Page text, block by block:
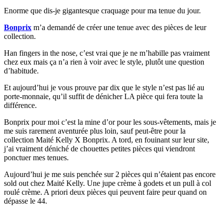
Enorme que dis-je gigantesque craquage pour ma tenue du jour.
Bonprix m’a demandé de créer une tenue avec des pièces de leur
collection.
Han fingers in the nose, c’est vrai que je ne m’habille pas vraiment
chez eux mais ça n’a rien à voir avec le style, plutôt une question
d’habitude.
Et aujourd’hui je vous prouve par dix que le style n’est pas lié au
porte-monnaie, qu’il suffit de dénicher LA pièce qui fera toute la
différence.
Bonprix pour moi c’est la mine d’or pour les sous-vêtements, mais je
me suis rarement aventurée plus loin, sauf peut-être pour la
collection Maité Kelly X Bonprix. A tord, en fouinant sur leur site,
j’ai vraiment déniché de chouettes petites pièces qui viendront
ponctuer mes tenues.
Aujourd’hui je me suis penchée sur 2 pièces qui n’étaient pas encore
sold out chez Maité Kelly. Une jupe crème à godets et un pull à col
roulé crème. A priori deux pièces qui peuvent faire peur quand on
dépasse le 44.